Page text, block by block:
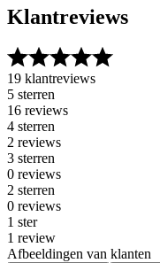
Klantreviews
19 klantreviews
5 sterren
16 reviews
4 sterren
2 reviews
3 sterren
0 reviews
2 sterren
0 reviews
1 ster
1 review
Afbeeldingen van klanten